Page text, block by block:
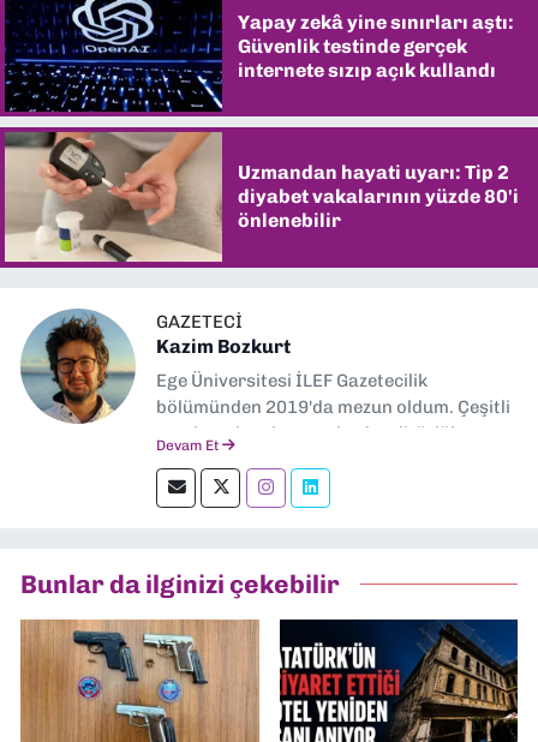
Yapay zekâ yine sınırları aştı:
Güvenlik testinde gerçek
internete sızıp açık kullandı
Uzmandan hayati uyarı: Tip 2
diyabet vakalarının yüzde 80'i
önlenebilir
GAZETECI
Kazim Bozkurt
Ege Üniversitesi İLEF Gazetecilik
bölümünden 2019'da mezun oldum. Çeşitli
yerel ve ulusal gazetelerde editörlük,
okumayı severim.
Devam Et
Bunlar da ilginizi çekebilir